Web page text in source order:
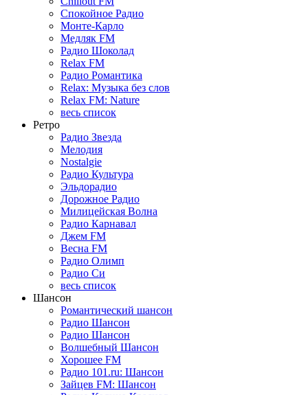
Спокойное Радио
Монте-Карло
Медляк FM
Радио Шоколад
Relax FM
Радио Романтика
Relax: Музыка без слов
Relax FM: Nature
весь список
Ретро
Радио Звезда
Мелодия
Nostalgie
Радио Культура
Эльдорадио
Дорожное Радио
Милицейская Волна
Радио Карнавал
Джем FM
Весна FM
Радио Олимп
Радио Си
весь список
Шансон
Романтический шансон
Радио Шансон
Радио Шансон
Волшебный Шансон
Хорошее FM
Радио 101.ru: Шансон
Зайцев FM: Шансон